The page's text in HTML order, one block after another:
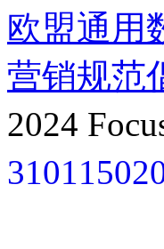
欧盟通用
营销规范
2024